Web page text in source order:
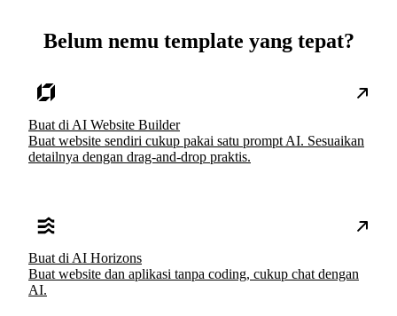
Belum nemu template yang tepat?
Buat di AI Website Builder
Buat website sendiri cukup pakai satu prompt AI. Sesuaikan
detailnya dengan drag-and-drop praktis.
Buat di AI Horizons
Buat website dan aplikasi tanpa coding, cukup chat dengan
AI.